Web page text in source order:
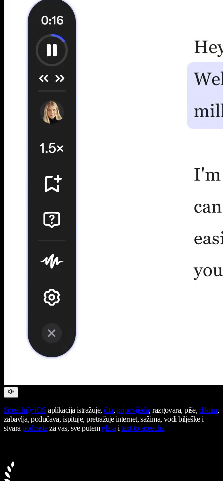
Speechify iOS aplikacija istražuje, čita, pripovijeda, razgovara, piše, diktira,
zabavlja, podučava, ispituje, pretražuje internet, sažima, vodi bilješke i
stvarapodcasteza vas, sve putem glasaitext-to-speecha